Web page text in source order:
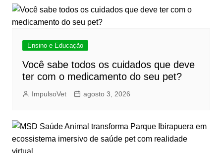
Ensino e Educação
Você sabe todos os cuidados que deve
ter com o medicamento do seu pet?
ImpulsoVet agosto 3, 2026